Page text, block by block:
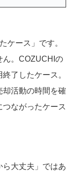
ケース」です。
ん。COZUCHIの
了したケース。
活動の時間を確
ながったケース
ら大丈夫」ではあ